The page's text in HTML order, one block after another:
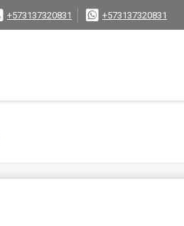
+573137320831 +573137320831